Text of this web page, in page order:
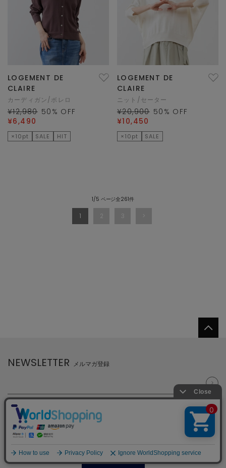
LOGEMENT DE
CLAIRE
カーディガン/ボレロ
¥12,980 50 % OFF
¥6,490
×10pt SALE HIT
LOGEMENT DE
CLAIRE
ニット/セーター
¥20,900 50 % OFF
¥10,450
×10pt SALE
1/5 ページ全261件
1 2 3
NEWSLETTER メルマガ登録